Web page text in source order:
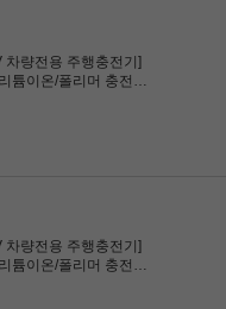
차량전용 주행충전기]
튬이온/폴리머 충전전
차량전용 주행충전기]
튬이온/폴리머 충전전